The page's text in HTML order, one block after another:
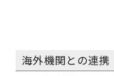
海外機関との連携